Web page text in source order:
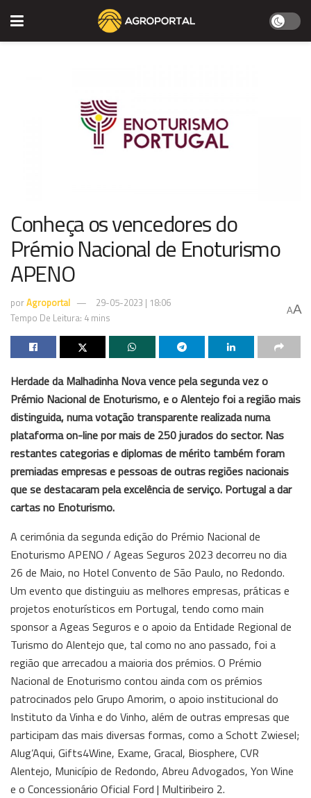
Conheça os vencedores do
Prémio Nacional de Enoturismo
APENO
porAgroportal
29-05-2023 | 18:06
Tempo De Leitura: 4 mins
AA
Herdade da Malhadinha Nova vence pela segunda vez o
Prémio Nacional de Enoturismo, e o Alentejo foi a região mais
distinguida, numa votação transparente realizada numa
plataforma on-line por mais de 250 jurados do sector. Nas
restantes categorias e diplomas de mérito também foram
premiadas empresas e pessoas de outras regiões nacionais
que se destacaram pela excelência de serviço. Portugal a dar
cartas no Enoturismo.
A cerimónia da segunda edição do Prémio Nacional de
Enoturismo APENO / Ageas Seguros 2023 decorreu no dia
26 de Maio, no Hotel Convento de São Paulo, no Redondo.
Um evento que distinguiu as melhores empresas, práticas e
projetos enoturísticos em Portugal, tendo como main
sponsor a Ageas Seguros e o apoio da Entidade Regional de
Turismo do Alentejo que, tal como no ano passado, foi a
região que arrecadou a maioria dos prémios. O Prémio
Nacional de Enoturismo contou ainda com os prémios
patrocinados pelo Grupo Amorim, o apoio institucional do
Instituto da Vinha e do Vinho, além de outras empresas que
participam das mais diversas formas, como a Schott Zwiesel;
Alug’Aqui, Gifts4Wine, Exame, Gracal, Biosphere, CVR
Alentejo, Município de Redondo, Abreu Advogados, Yon Wine
e o Concessionário Oficial Ford | Multiribeiro 2.